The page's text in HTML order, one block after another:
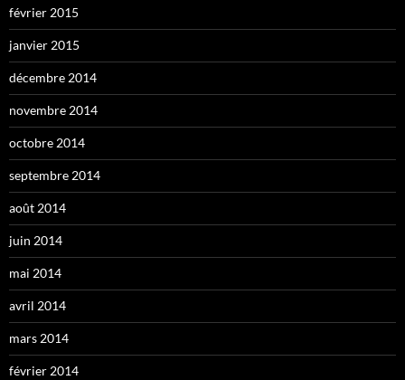
février 2015
janvier 2015
décembre 2014
novembre 2014
octobre 2014
septembre 2014
août 2014
juin 2014
mai 2014
avril 2014
mars 2014
février 2014